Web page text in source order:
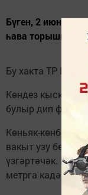
Бүген, 2 июньдә,
һава торышы
Бу хакта ТР
Көндез кыска
булыр дип
Көньяк-
вакыт узу белән
үзгәртәчәк.
метрга кадәр